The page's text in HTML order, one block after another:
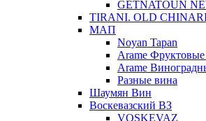
GETNATOUN
TIRANI. OLD
МАП
Noyan Tapan
Arame
Arame
Разные вина
Шаумян Вин
Воскевазский ВЗ
VOSKEVAZ